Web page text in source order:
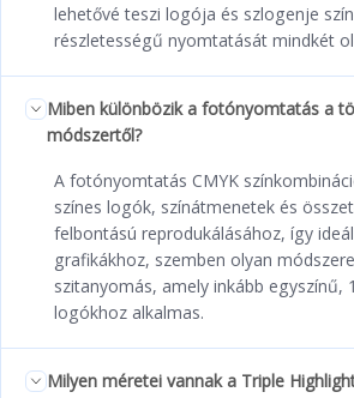
lehetővé teszi logója és szlogenje
részletességű nyomtatását mindkét
Miben különbözik a fotónyomtatás a
módszertől?
A fotónyomtatás CMYK
színes logók, színátmenetek és
felbontású reprodukálásához, így
grafikákhoz, szemben olyan
szitanyomás, amely inkább egyszínű,
logókhoz alkalmas.
Milyen méretei vannak a Triple